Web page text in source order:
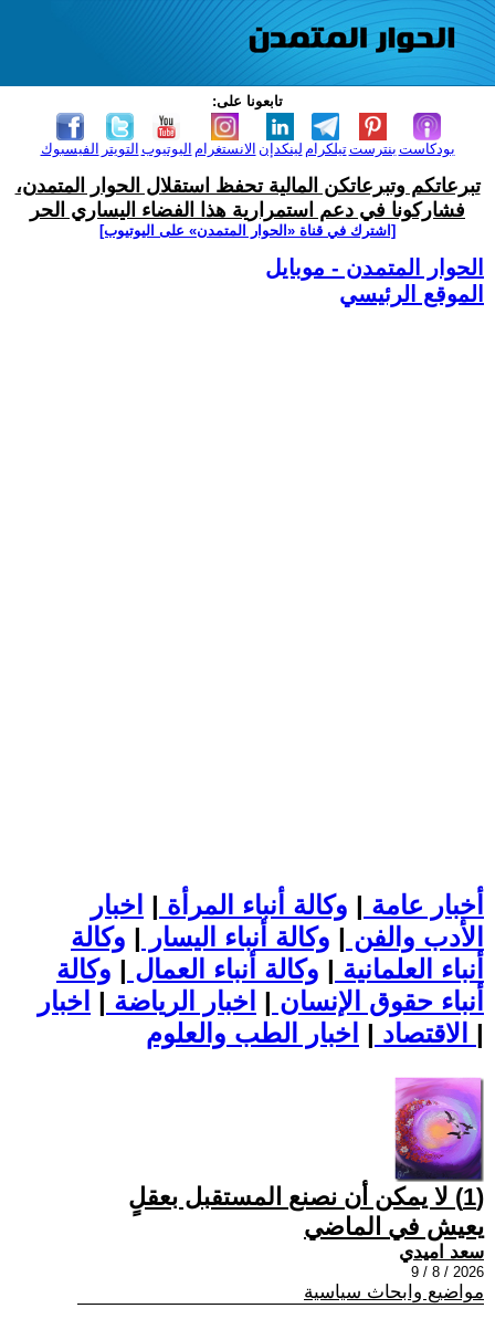
تابعونا على:
الفيسبوك التويتر اليوتيوب الانستغرام لينكدإن تيلكرامبنترست بودكاست
تبرعاتكم وتبرعاتكن المالية تحفظ استقلال الحوار المتمدن،
فشاركونا في دعم استمرارية هذا الفضاء اليساري الحر
[اشترك في قناة ‫«الحوار المتمدن» على اليوتيوب]
الحوار المتمدن - موبايل
الموقع الرئيسي
أخبار عامة | وكالة أنباء المرأة | اخبار
الأدب والفن | وكالة أنباء اليسار | وكالة
أنباء العلمانية | وكالة أنباء العمال | وكالة
أنباء حقوق الإنسان | اخبار الرياضة | اخبار
الاقتصاد | |
(1) لا يمكن أن نصنع المستقبل بعقلٍ
يعيش في الماضي
سعد اميدي
2026 / 8 / 9
مواضيع وابحاث سياسية